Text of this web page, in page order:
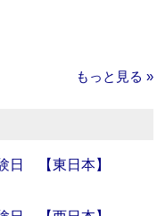
もっと見る »
日 【東日本】